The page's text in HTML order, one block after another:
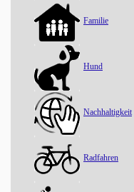
Familie
Hund
Nachhaltigkeit
Radfahren